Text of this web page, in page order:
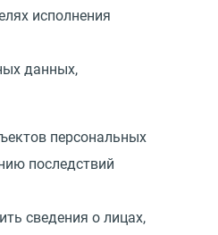
исполнения
данных,
персональных
последствий
сведения о лицах,